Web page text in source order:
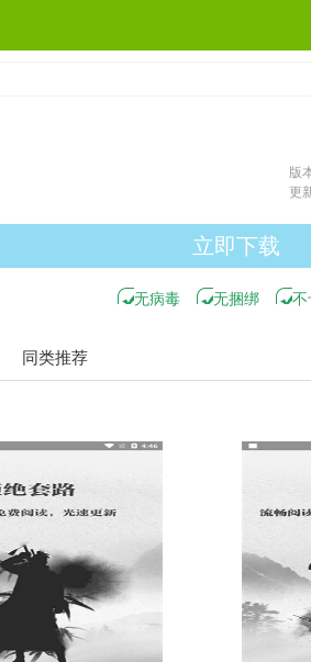
版
更
立即下载
无病毒 无捆绑 不
同类推荐